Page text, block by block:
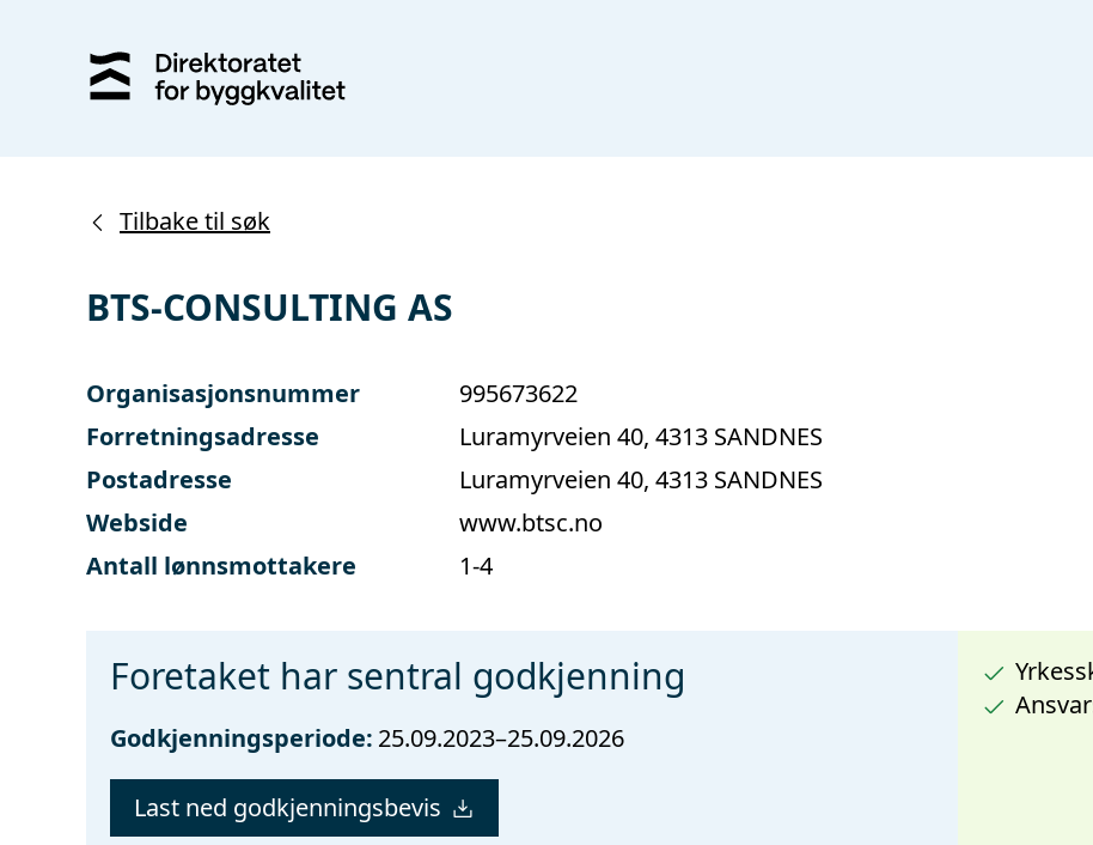
Tilbake til søk
BTS-CONSULTING AS
Organisasjonsnummer
995673622
Forretningsadresse
Luramyrveien 40, 4313 SANDNES
Postadresse
Luramyrveien 40, 4313 SANDNES
Webside
www.btsc.no
Antall lønnsmottakere
1-4
Foretaket har sentral godkjenning
Godkjenningsperiode: 25.09.2023–25.09.2026
Last ned godkjenningsbevis